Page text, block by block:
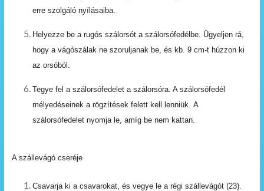
erre szolgáló nyílásaiba.
Helyezze be a rugós szálorsót a szálorsófedélbe. Ügyeljen rá,
hogy a vágószálak ne szoruljanak be, és kb. 9 cm-t húzzon ki
az orsóból.
Tegye fel a szálorsófedelet a szálorsóra. A szálorsófedél
mélyedéseinek a rögzítések felett kell lenniük. A
szálorsófedelet nyomja le, amíg be nem kattan.
A szállevágó cseréje
Csavarja ki a csavarokat, és vegye le a régi szállevágót (23).